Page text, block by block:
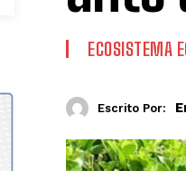
ECOSISTEMA
Escrito Por: